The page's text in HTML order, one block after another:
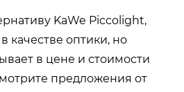
KaWe Piccolight,
качестве оптики, но
в цене и стоимости
предложения от